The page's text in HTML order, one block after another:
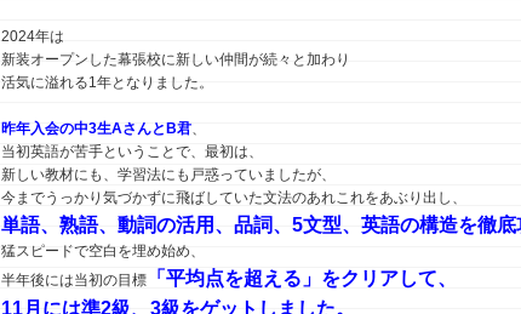
2024年は
新装オープンした幕張校に新しい仲間が続々と加わり
活気に溢れる1年となりました。
昨年入会の中3生AさんとB君、
当初英語が苦手ということで、最初は、
新しい教材にも、学習法にも戸惑っていましたが、
今までうっかり気づかずに飛ばしていた文法のあれこれをあぶり出し、
単語、熟語、動詞の活用、品詞、5文型、英語の構造を徹底
猛スピードで空白を埋め始め、
半年後には当初の目標
「平均点を超える」をクリアして、
11月には準2級、3級をゲットしました。